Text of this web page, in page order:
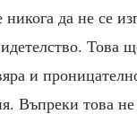
да не се
Това
и
Въпреки това